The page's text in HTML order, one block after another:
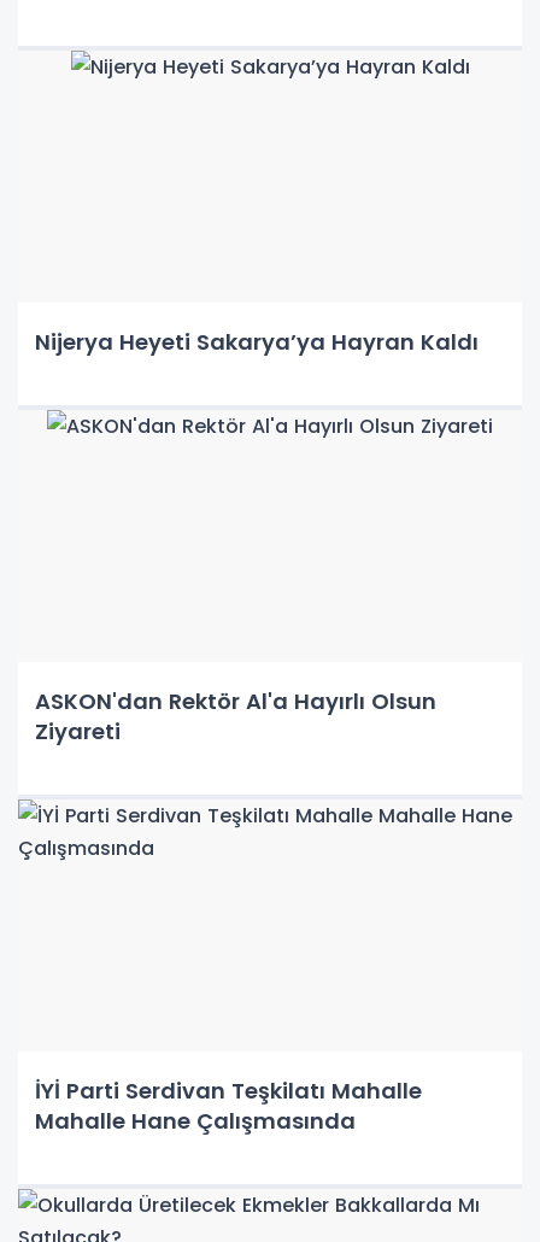
Nijerya Heyeti Sakarya’ya Hayran Kaldı
ASKON'dan Rektör Al'a Hayırlı Olsun
Ziyareti
İYİ Parti Serdivan Teşkilatı Mahalle
Mahalle Hane Çalışmasında